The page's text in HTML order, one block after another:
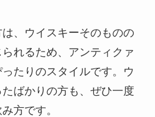
、ウイスキーそのものの
れるため、アンティクァ
たりのスタイルです。ウ
ばかりの方も、ぜひ一度
方です。